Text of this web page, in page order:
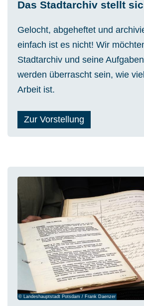
Das Stadtarchiv stellt
Gelocht, abgeheftet und
einfach ist es nicht! Wir
Stadtarchiv und seine
werden überrascht sein, wie
Arbeit ist.
Zur Vorstellung
© Landeshauptstadt Potsdam / Frank Daenzer